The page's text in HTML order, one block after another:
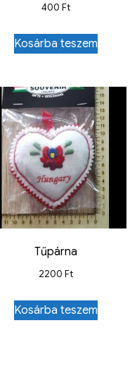
400Ft
Kosárba teszem
Tűpárna
2200Ft
Kosárba teszem